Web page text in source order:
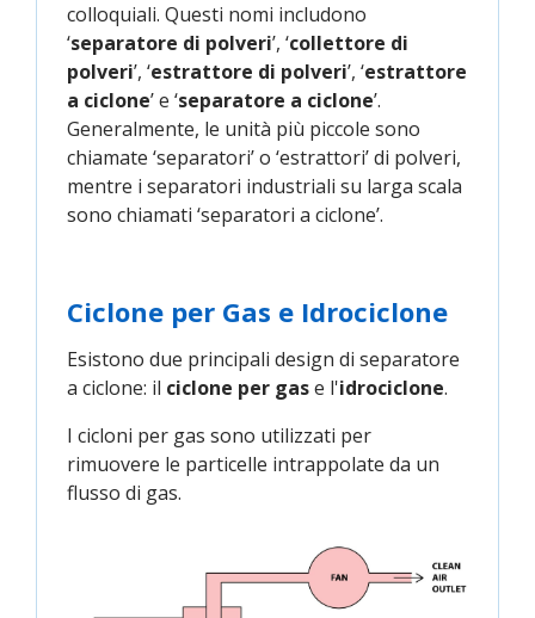
colloquiali. Questi nomi includono
‘separatore di polveri’, ‘collettore di
polveri’, ‘estrattore di polveri’, ‘estrattore
a ciclone’ e ‘separatore a ciclone’.
Generalmente, le unità più piccole sono
chiamate ‘separatori’ o ‘estrattori’ di polveri,
mentre i separatori industriali su larga scala
sono chiamati ‘separatori a ciclone’.
Ciclone per Gas e Idrociclone
Esistono due principali design di separatore
a ciclone: il ciclone per gase l'idrociclone.
I cicloni per gas sono utilizzati per
rimuovere le particelle intrappolate da un
flusso di gas.